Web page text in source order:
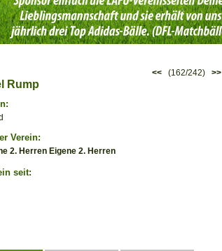
<< (162/242) >>
Rump
Verein:
Eigene 2. Herren
seit: